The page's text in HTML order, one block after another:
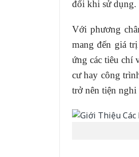
đối khi sử dụng.
Với phương
mang đến giá
ứng các tiêu chí
cư hay công
trở nên tiện nghi